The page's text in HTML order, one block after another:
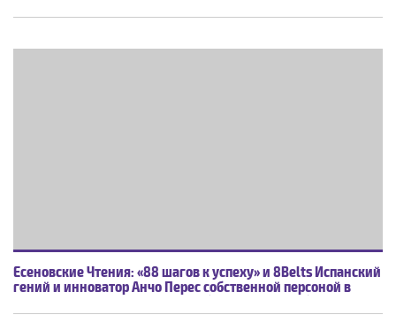
Джеймсом Джексоном.
Есеновские Чтения: «88 шагов к успеху» и 8Belts Испанский
гений и инноватор Анчо Перес собственной персоной в